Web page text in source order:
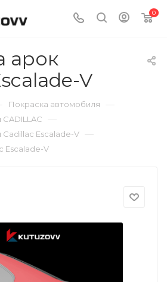
0
арок
V
Покраска автомобиля —
—
Escalade-V —
Escalade-V